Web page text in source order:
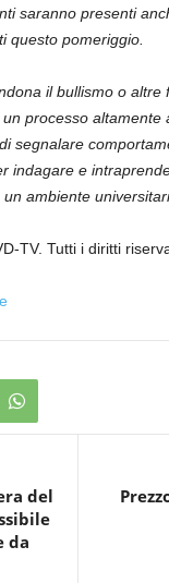
saranno presenti
questo pomeriggio.
il bullismo o altre
un processo altamente
segnalare
indagare e
ambiente
TV. Tutti i diritti
del
da